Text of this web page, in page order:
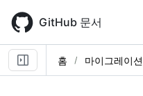
main
content
GitHub 문서
홈 마이그레이션